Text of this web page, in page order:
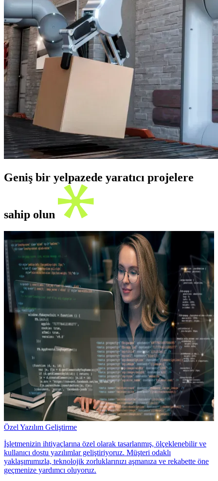
Geniş bir yelpazede yaratıcı projelere
sahip olun
Özel Yazılım Geliştirme
İşletmenizin ihtiyaçlarına özel olarak tasarlanmış, ölçeklenebilir ve
kullanıcı dostu yazılımlar geliştiriyoruz. Müşteri odaklı
yaklaşımımızla, teknolojik zorluklarınızı aşmanıza ve rekabette öne
geçmenize yardımcı oluyoruz.